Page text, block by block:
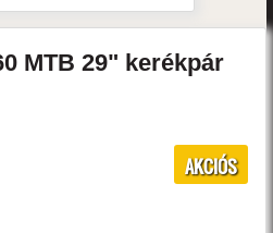
MTB 29" kerékpár
AKCIÓS